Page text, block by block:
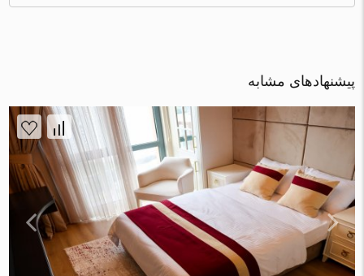
پیشنهادهای مشابه